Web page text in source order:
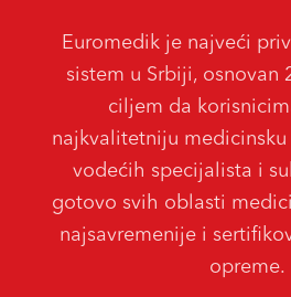
Euromedik je najveći
sistem u Srbiji, osnovan
ciljem da
najkvalitetniju
vodećih specijalista i
gotovo svih oblasti
najsavremenije i
opreme.